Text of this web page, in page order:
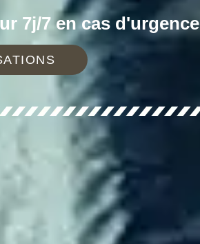
7j/7 en cas d'urgence